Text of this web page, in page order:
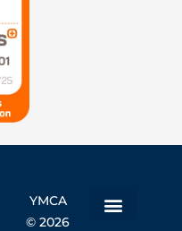
YMCA
© 2026